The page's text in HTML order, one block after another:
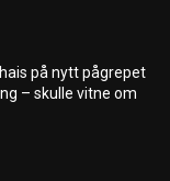
på nytt pågrepet
– skulle vitne om